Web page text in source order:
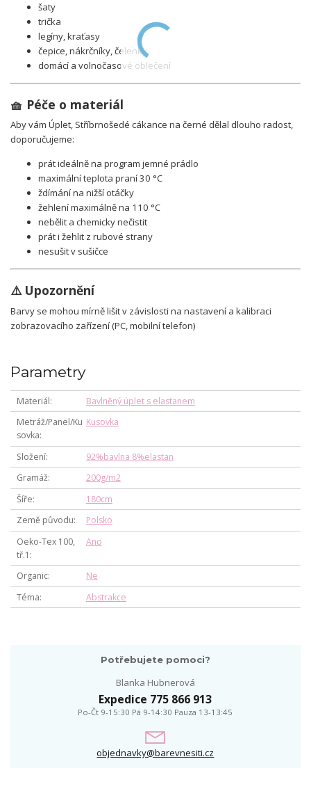
šaty
trička
legíny, kraťasy
čepice, nákrčníky, čelenky
domácí a volnočasové oblečení
🧺 Péče o materiál
Aby vám Úplet, Stříbrnošedé cákance na černé dělal dlouho radost,
doporučujeme:
prát ideálně na program jemné prádlo
maximální teplota praní 30 °C
ždímání na nižší otáčky
žehlení maximálně na 110 °C
nebělit a chemicky nečistit
prát i žehlit z rubové strany
nesušit v sušičce
⚠️ Upozornění
Barvy se mohou mírně lišit v závislosti na nastavení a kalibraci
zobrazovacího zařízení (PC, mobilní telefon)
Parametry
Materiál
Bavlněný úplet s elastanem
Metráž/Panel/Ku
sovka
Kusovka
Složení
92%bavlna 8%elastan
Gramáž
200g/m2
Šíře
180cm
Země původu
Polsko
Oeko-Tex 100,
tř.1
Ano
Organic
Ne
Téma
Abstrakce
Potřebujete pomoci?
Blanka Hubnerová
Expedice 775 866 913
Po-Čt 9-15:30 Pá 9-14:30 Pauza 13-13:45
objednavky@barevnesiti.cz